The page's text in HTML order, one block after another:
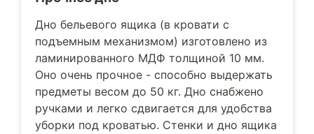
Дно бельевого ящика (в кровати с
подъемным механизмом) изготовлено из
ламинированного МДФ толщиной 10 мм.
Оно очень прочное - способно выдержать
предметы весом до 50 кг. Дно снабжено
ручками и легко сдвигается для удобства
уборки под кроватью. Стенки и дно ящика